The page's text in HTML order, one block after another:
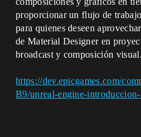
proporcionar un flujo de
para quienes deseen
de Material Designer en
broadcast y composición visual.
https://dev.epicgames.com/
B9/unreal-engine-